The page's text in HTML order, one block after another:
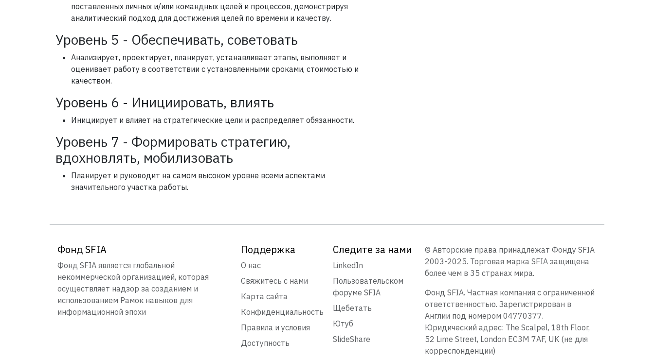
поставленных личных и/или командных целей и процессов, демонстрируя
аналитический подход для достижения целей по времени и качеству.
Уровень 5 - Обеспечивать, советовать
Анализирует, проектирует, планирует, устанавливает этапы, выполняет и
оценивает работу в соответствии с установленными сроками, стоимостью и
качеством.
Уровень 6 - Инициировать, влиять
Инициирует и влияет на стратегические цели и распределяет обязанности.
Уровень 7 - Формировать стратегию,
вдохновлять, мобилизовать
Планирует и руководит на самом высоком уровне всеми аспектами
значительного участка работы.
Фонд SFIA
Фонд SFIA является глобальной
некоммерческой организацией, которая
осуществляет надзор за созданием и
использованием Рамок навыков для
информационной эпохи
Поддержка
О нас
Свяжитесь с нами
Карта сайта
Конфиденциальность
Правила и условия
Доступность
Следите за нами
LinkedIn
Пользовательском
форуме SFIA
Щебетать
Ютуб
SlideShare
© Авторские права принадлежат Фонду SFIA
2003-2025. Торговая марка SFIA защищена
более чем в 35 странах мира.
Фонд SFIA. Частная компания с ограниченной
ответственностью. Зарегистрирован в
Англии под номером 04770377.
Юридический адрес: The Scalpel, 18th Floor,
52 Lime Street, London EC3M 7AF, UK (не для
корреспонденции)